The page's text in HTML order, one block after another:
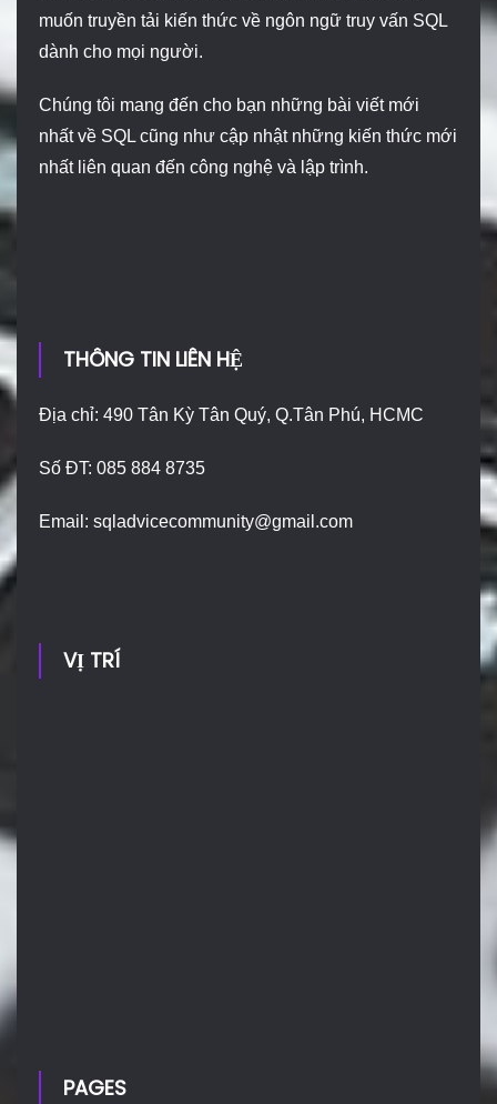
muốn truyền tải kiến thức về ngôn ngữ truy vấn SQL
dành cho mọi người.
Chúng tôi mang đến cho bạn những bài viết mới
nhất về SQL cũng như cập nhật những kiến thức mới
nhất liên quan đến công nghệ và lập trình.
THÔNG TIN LIÊN HỆ
Địa chỉ: 490 Tân Kỳ Tân Quý, Q.Tân Phú, HCMC
Số ĐT: 085 884 8735
Email:sqladvicecommunity@gmail.com
VỊ TRÍ
PAGES